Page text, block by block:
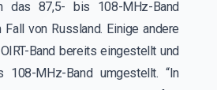
das 87,5- bis 108-MHz-Band
von Russland. Einige andere
Band bereits eingestellt und
MHz-Band umgestellt. “In